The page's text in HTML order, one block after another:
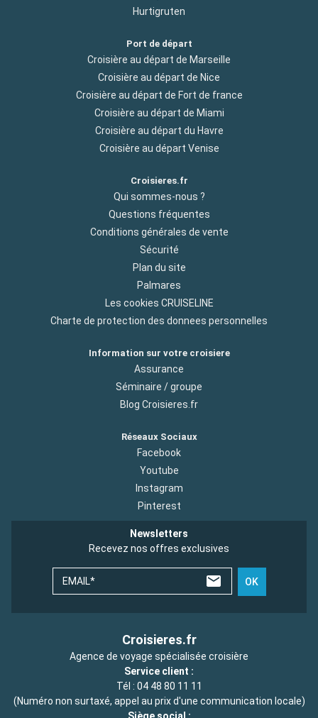
Hurtigruten
Port de départ
Croisière au départ de Marseille
Croisière au départ de Nice
Croisière au départ de Fort de france
Croisière au départ de Miami
Croisière au départ du Havre
Croisière au départ Venise
Croisieres.fr
Qui sommes-nous ?
Questions fréquentes
Conditions générales de vente
Sécurité
Plan du site
Palmares
Les cookies CRUISELINE
Charte de protection des donnees personnelles
Information sur votre croisiere
Assurance
Séminaire / groupe
Blog Croisieres.fr
Réseaux Sociaux
Facebook
Youtube
Instagram
Pinterest
Newsletters
Recevez nos offres exclusives
EMAIL* OK
Croisieres.fr
Agence de voyage spécialisée croisière
Service client :
Tél : 04 48 80 11 11
(Numéro non surtaxé, appel au prix d'une communication locale)